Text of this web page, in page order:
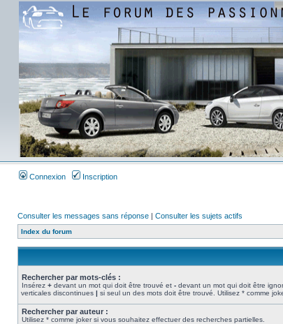
Connexion Inscription
Consulter les messages sans réponse | Consulter les sujets actifs
Index du forum
Rechercher par mots-clés :
Insérez + devant un mot qui doit être trouvé et - devant un mot qui doit être
verticales discontinues | si seul un des mots doit être trouvé. Utilisez * comme
Rechercher par auteur :
Utilisez * comme joker si vous souhaitez effectuer des recherches partielles.